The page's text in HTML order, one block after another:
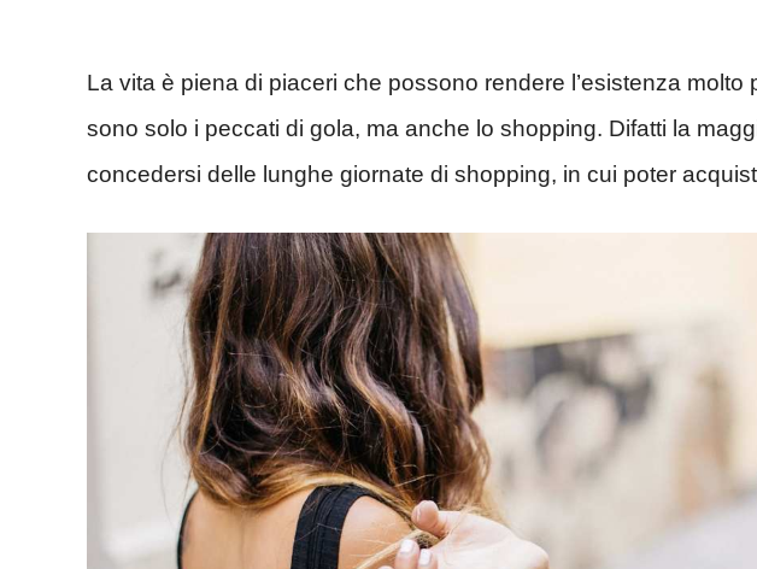
La vita è piena di piaceri che possono rendere l’esistenza molto
sono solo i peccati di gola, ma anche lo shopping. Difatti la
concedersi delle lunghe giornate di shopping, in cui poter